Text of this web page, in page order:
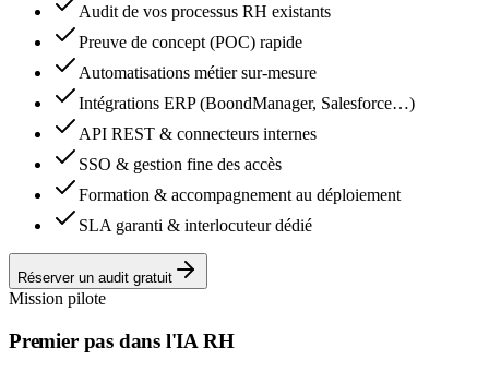
Audit de vos processus RH existants
Preuve de concept (POC) rapide
Automatisations métier sur-mesure
Intégrations ERP (BoondManager, Salesforce…)
API REST & connecteurs internes
SSO & gestion fine des accès
Formation & accompagnement au déploiement
SLA garanti & interlocuteur dédié
Réserver un audit gratuit
Mission pilote
Premier pas dans l'IA RH